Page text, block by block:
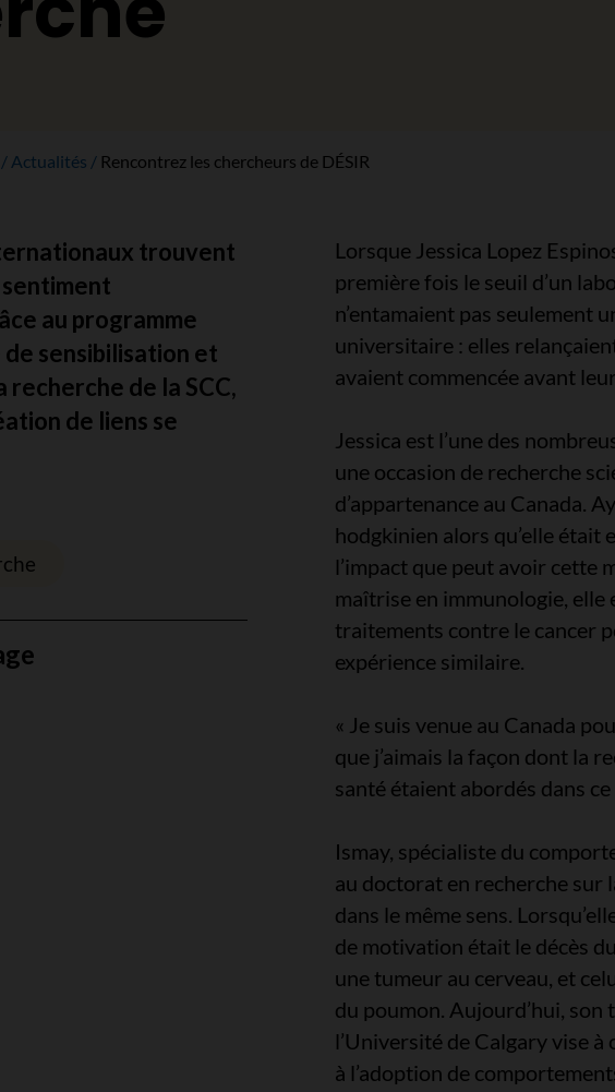
Actualités Rencontrez les chercheurs de DÉSIR
trouvent
au programme
sensibilisation et
recherche de la SCC,
de liens se
Linkedin
par courriel
Lorsque Jessica Lopez
première fois le seuil d’un
n’entamaient pas seulement
universitaire : elles
avaient commencée avant
Jessica est l’une des
une occasion de recherche
d’appartenance au Canada.
hodgkinien alors qu’elle était
l’impact que peut avoir cette
maîtrise en immunologie,
traitements contre le cancer
expérience similaire.
« Je suis venue au Canada
que j’aimais la façon dont la
santé étaient abordés dans ce
Ismay, spécialiste du
au doctorat en recherche sur
dans le même sens.
de motivation était le décès
une tumeur au cerveau, et
du poumon. Aujourd’hui,
l’Université de Calgary vise
à l’adoption de